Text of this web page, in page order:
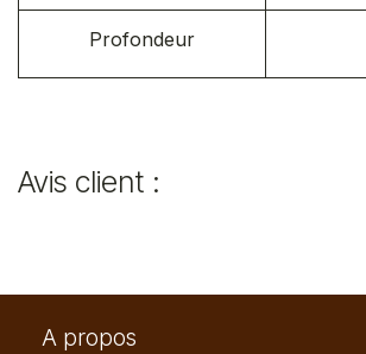
Profondeur
Avis client :
A propos